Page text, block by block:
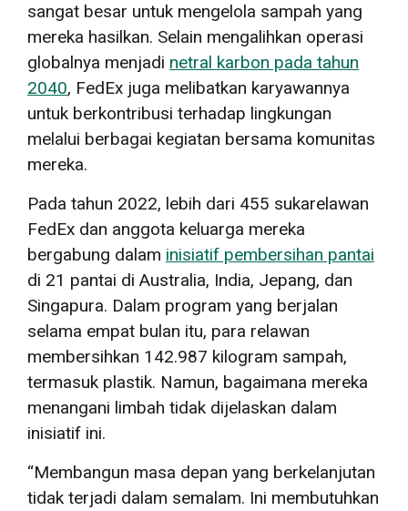
sangat besar untuk mengelola sampah yang
mereka hasilkan. Selain mengalihkan operasi
globalnya menjadi netral karbon pada tahun
2040, FedEx juga melibatkan karyawannya
untuk berkontribusi terhadap lingkungan
melalui berbagai kegiatan bersama komunitas
mereka.
Pada tahun 2022, lebih dari 455 sukarelawan
FedEx dan anggota keluarga mereka
bergabung dalam inisiatif pembersihan pantai
di 21 pantai di Australia, India, Jepang, dan
Singapura. Dalam program yang berjalan
selama empat bulan itu, para relawan
membersihkan 142.987 kilogram sampah,
termasuk plastik. Namun, bagaimana mereka
menangani limbah tidak dijelaskan dalam
inisiatif ini.
“Membangun masa depan yang berkelanjutan
tidak terjadi dalam semalam. Ini membutuhkan